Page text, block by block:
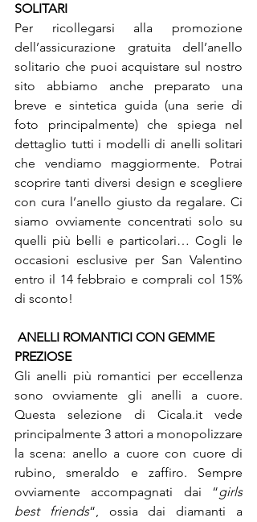
SOLITARI
Per ricollegarsi alla promozione
dell’assicurazione gratuita dell’anello
solitario che puoi acquistare sul nostro
sito abbiamo anche preparato una
breve e sintetica guida (una serie di
foto principalmente) che spiega nel
dettaglio tutti i modelli di anelli solitari
che vendiamo maggiormente. Potrai
scoprire tanti diversi design e scegliere
con cura l’anello giusto da regalare. Ci
siamo ovviamente concentrati solo su
quelli più belli e particolari… Cogli le
occasioni esclusive per San Valentino
entro il 14 febbraio e comprali col 15%
di sconto!
ANELLI ROMANTICI CON GEMME
PREZIOSE
Gli anelli più romantici per eccellenza
sono ovviamente gli anelli a cuore.
Questa selezione di Cicala.it vede
principalmente 3 attori a monopolizzare
la scena: anello a cuore con cuore di
rubino, smeraldo e zaffiro. Sempre
ovviamente accompagnati dai “girls
best friends“, ossia dai diamanti a